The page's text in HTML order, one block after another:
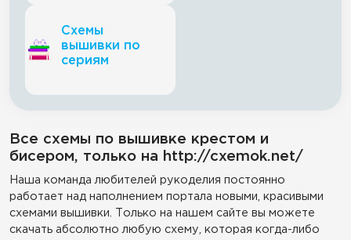
Схемы
вышивки по
сериям
Все схемы по вышивке крестом и
бисером, только на http://cxemok.net/
Наша команда любителей рукоделия постоянно
работает над наполнением портала новыми, красивыми
схемами вышивки. Только на нашем сайте вы можете
скачать абсолютно любую схему, которая когда-либо